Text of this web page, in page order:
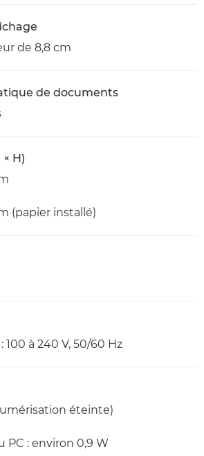
de 8,8 cm
de documents
H)
(papier installé)
à 240 V, 50/60 Hz
éteinte)
PC : environ 0,9 W